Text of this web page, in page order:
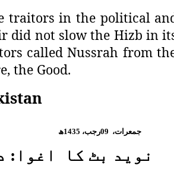
traitors in the political
did not slow the Hizb in
called Nussrah from
the Good.
جمعرات، 09رجب، 1435ھ
نوید بٹ کا اغوا: